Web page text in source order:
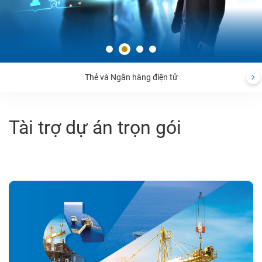
Thẻ và Ngân hàng điện tử
Tài trợ dự án trọn gói